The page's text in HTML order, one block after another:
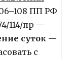
ПП РФ
114/пр —
суток —
с